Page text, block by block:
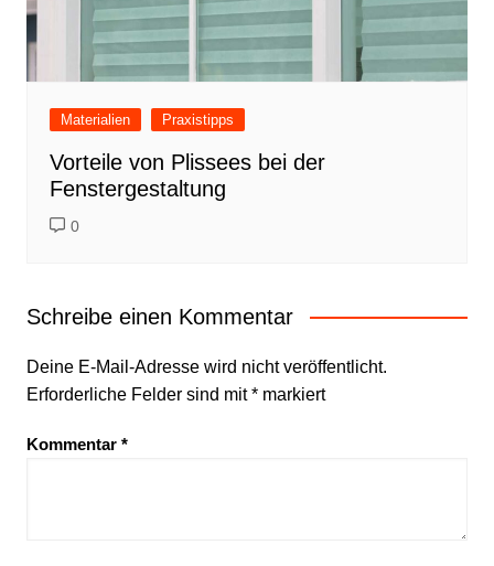
Materialien Praxistipps
Vorteile von Plissees bei der
Fenstergestaltung
0
Schreibe einen Kommentar
Deine E-Mail-Adresse wird nicht veröffentlicht.
Erforderliche Felder sind mit*markiert
Kommentar *